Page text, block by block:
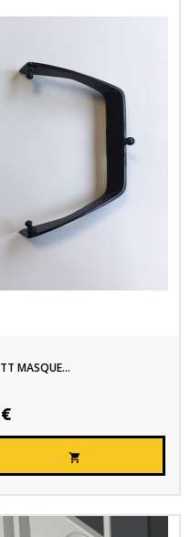
MASQUE...
